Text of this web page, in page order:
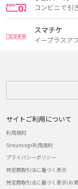
コンビニで引
スマチケ
イープラスア
サイトご利用について
利用規約
Streaming+利用規約
プライバシーポリシー
特定商取引法に基づく表示
特定商取引法に基づく表示(お